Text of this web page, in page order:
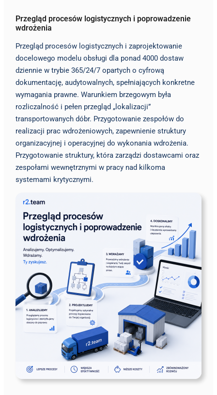
Przegląd procesów logistycznych i poprowadzenie
wdrożenia
Przegląd procesów logistycznych i zaprojektowanie
docelowego modelu obsługi dla ponad 4000 dostaw
dziennie w trybie 365/24/7 opartych o cyfrową
dokumentację, audytowalnych, spełniających konkretne
wymagania prawne. Warunkiem brzegowym była
rozliczalność i pełen przegląd „lokalizacji”
transportowanych dóbr. Przygotowanie zespołów do
realizacji prac wdrożeniowych, zapewnienie struktury
organizacyjnej i operacyjnej do wykonania wdrożenia.
Przygotowanie struktury, która zarządzi dostawcami oraz
zespołami wewnętrznymi w pracy nad kilkoma
systemami krytycznymi.